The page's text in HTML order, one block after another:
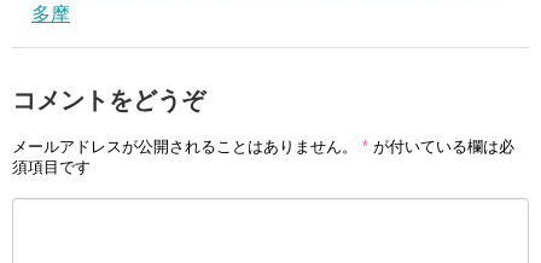
多摩
コメントをどうぞ
メールアドレスが公開されることはありません。 * が付いている欄は必
須項目です